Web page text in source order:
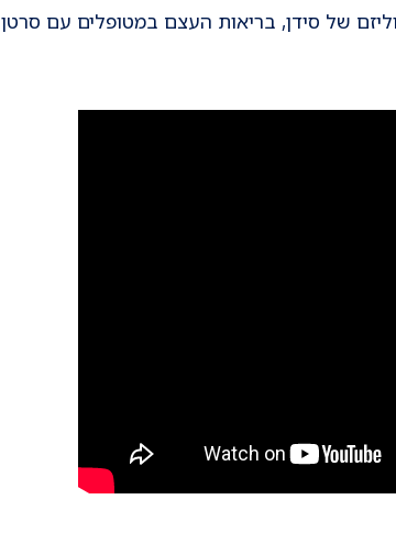
של סידן, בריאות העצם במטופלים עם סרטן